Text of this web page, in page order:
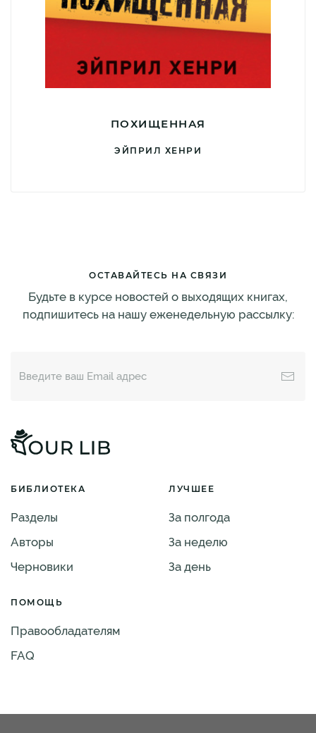
ПОХИЩЕННАЯ
ЭЙПРИЛ ХЕНРИ
ОСТАВАЙТЕСЬ НА СВЯЗИ
Будьте в курсе новостей о выходящих книгах,
подпишитесь на нашу еженедельную рассылку:
БИБЛИОТЕКА
Разделы
Авторы
Черновики
ЛУЧШЕЕ
За полгода
За неделю
За день
ПОМОЩЬ
Правообладателям
FAQ